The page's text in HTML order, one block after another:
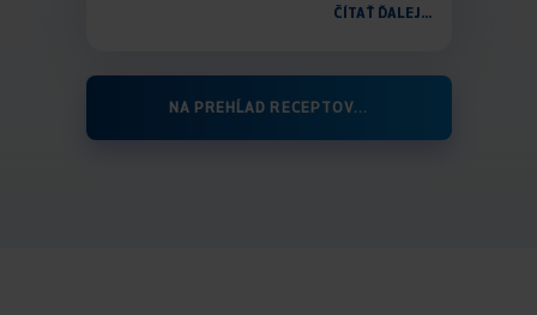
ČÍTAŤ ĎALEJ...
NA PREHĹAD RECEPTOV...